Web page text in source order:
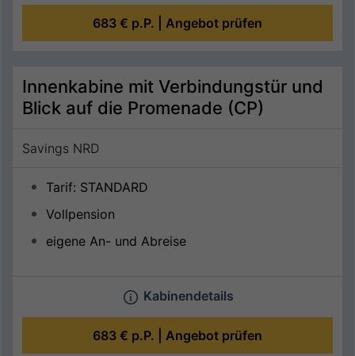
683 € p.P. | Angebot prüfen
Innenkabine mit Verbindungstür und
Blick auf die Promenade (CP)
Savings NRD
Tarif: STANDARD
Vollpension
eigene An- und Abreise
Kabinendetails
683 € p.P. | Angebot prüfen